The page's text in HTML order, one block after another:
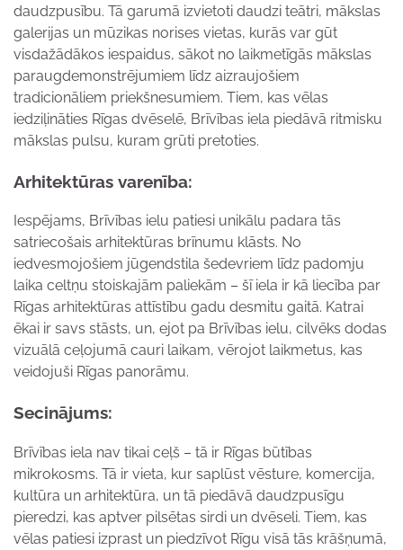
daudzpusību. Tā garumā izvietoti daudzi teātri, mākslas
galerijas un mūzikas norises vietas, kurās var gūt
visdažādākos iespaidus, sākot no laikmetīgās mākslas
paraugdemonstrējumiem līdz aizraujošiem
tradicionāliem priekšnesumiem. Tiem, kas vēlas
iedziļināties Rīgas dvēselē, Brīvības iela piedāvā ritmisku
mākslas pulsu, kuram grūti pretoties.
Arhitektūras varenība:
Iespējams, Brīvības ielu patiesi unikālu padara tās
satriecošais arhitektūras brīnumu klāsts. No
iedvesmojošiem jūgendstila šedevriem līdz padomju
laika celtņu stoiskajām paliekām – šī iela ir kā liecība par
Rīgas arhitektūras attīstību gadu desmitu gaitā. Katrai
ēkai ir savs stāsts, un, ejot pa Brīvības ielu, cilvēks dodas
vizuālā ceļojumā cauri laikam, vērojot laikmetus, kas
veidojuši Rīgas panorāmu.
Secinājums:
Brīvības iela nav tikai ceļš – tā ir Rīgas būtības
mikrokosms. Tā ir vieta, kur saplūst vēsture, komercija,
kultūra un arhitektūra, un tā piedāvā daudzpusīgu
pieredzi, kas aptver pilsētas sirdi un dvēseli. Tiem, kas
vēlas patiesi izprast un piedzīvot Rīgu visā tās krāšņumā,